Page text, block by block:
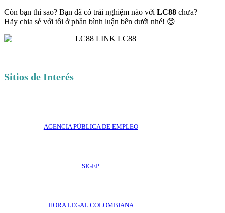
Còn bạn thì sao? Bạn đã có trải nghiệm nào với LC88 chưa?
Hãy chia sẻ với tôi ở phần bình luận bên dưới nhé! 😊
Sitios de Interés
AGENCIA PÚBLICA DE EMPLEO
SIGEP
HORA LEGAL COLOMBIANA